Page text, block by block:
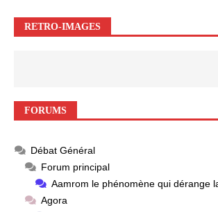
RETRO-IMAGES
FORUMS
Débat Général
Forum principal
Aamrom le phénomène qui dérange
Agora